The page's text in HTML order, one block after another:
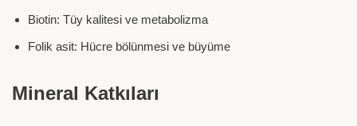
Biotin: Tüy kalitesi ve metabolizma
Folik asit: Hücre bölünmesi ve büyüme
Mineral Katkıları